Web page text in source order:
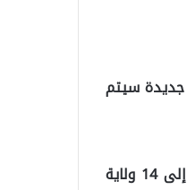
جديدة سيتم
ووفقاً لما ترجمه “موقع تركيا عاجل”, فقد أصدرت مديرية النفوس العامة تعميماً أرسلته إلى 14 ولاية